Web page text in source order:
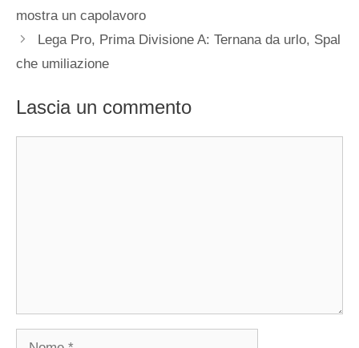
mostra un capolavoro
Lega Pro, Prima Divisione A: Ternana da urlo, Spal
che umiliazione
Lascia un commento
Nome